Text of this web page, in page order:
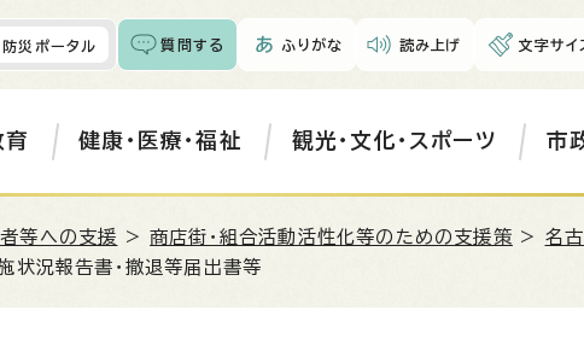
防災ポータル 質問する ふりがな 読み上げ 文字サイ
育 健康・医療・福祉 観光・文化・スポーツ 市
等への支援 >商店街・組合活動活性化等のための支援策 > 名
状況報告書・撤退等届出書等